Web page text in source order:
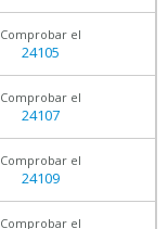
Comprobar el
24105
Comprobar el
24107
Comprobar el
24109
Comprobar el